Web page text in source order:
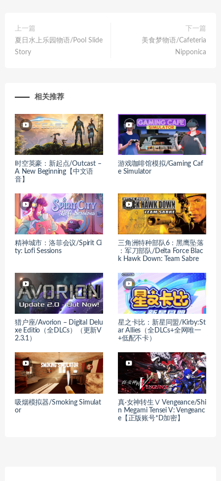
上一篇
夏日水上乐园物语/Pool Slide
Story
下一篇
美食梦物语/Cafeteria
Nipponica
相关推荐
时空英豪：新起点/Outcast –
A New Beginning【中文语
音】
游戏咖啡馆模拟/Gaming Caf
e Simulator
精神城市：洛菲会议/Spirit Ci
ty: Lofi Sessions
三角洲特种部队6：黑鹰坠落
：军刀部队/Delta Force Blac
k Hawk Down: Team Sabre
猎户座/Avorion – Digital Delu
xe Editio（全DLCs）（更新V
2.3.1）
星之卡比：新星同盟/Kirby:St
ar Allies（全DLCs+全网唯一
+低配不卡）
吸烟模拟器/Smoking Simulat
or
真·女神转生Ⅴ Vengeance/Shi
n Megami Tensei V: Vengeanc
e【正版账号*D加密】